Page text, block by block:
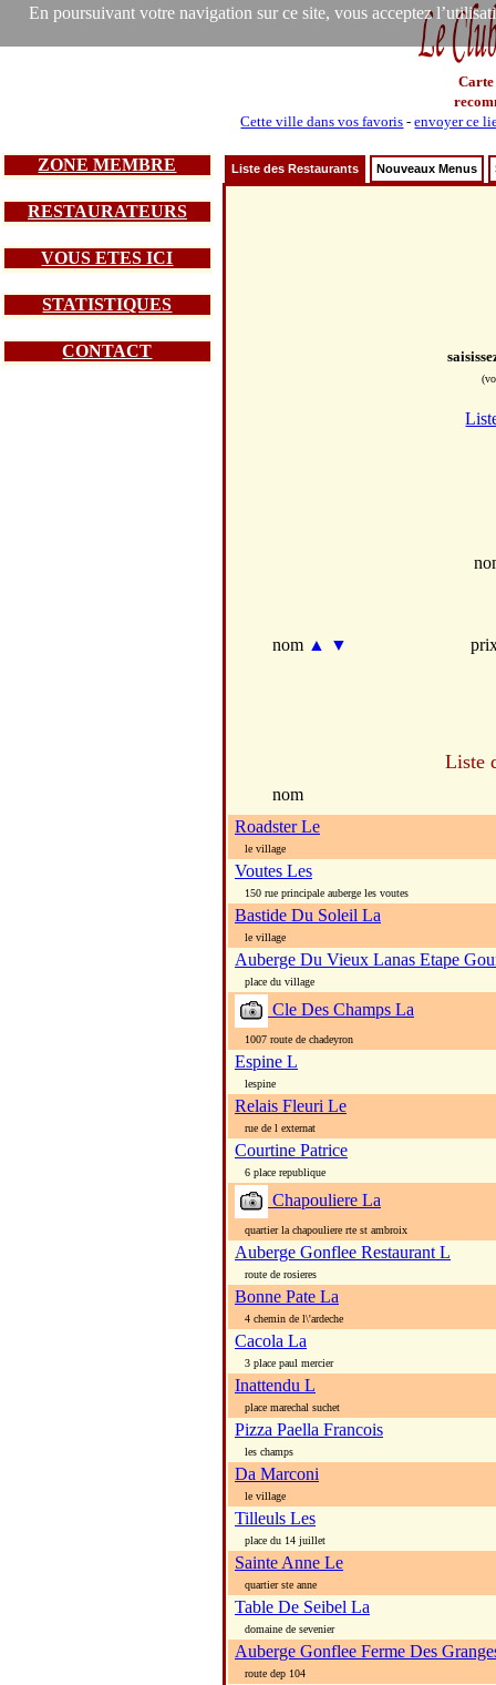
En poursuivant votre navigation sur ce site, vous acceptez
Carte
Cette ville dans vos favoris -envoyer ce
ZONE MEMBRE
RESTAURATEURS
VOUS ETES ICI
STATISTIQUES
CONTACT
Liste des Restaurants Nouveaux Menus
nom ▲ ▼
Liste
nom
Roadster Le
le village
Voutes Les
150 rue principale auberge les voutes
Bastide Du Soleil La
le village
Auberge Du Vieux Lanas Etape
place du village
Cle Des Champs La
1007 route de chadeyron
Espine L
lespine
Relais Fleuri Le
rue de l externat
Courtine Patrice
6 place republique
Chapouliere La
quartier la chapouliere rte st ambroix
Auberge Gonflee Restaurant L
route de rosieres
Bonne Pate La
4 chemin de l\'ardeche
Cacola La
3 place paul mercier
Inattendu L
place marechal suchet
Pizza Paella Francois
les champs
Da Marconi
le village
Tilleuls Les
place du 14 juillet
Sainte Anne Le
quartier ste anne
Table De Seibel La
domaine de sevenier
Auberge Gonflee Ferme Des
route dep 104